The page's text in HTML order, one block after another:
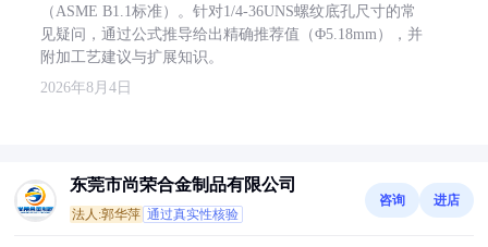
（ASME B1.1标准）。针对1/4-36UNS螺纹底孔尺寸的常
见疑问，通过公式推导给出精确推荐值（Φ5.18mm），并
附加工艺建议与扩展知识。
2026年8月4日
东莞市尚荣合金制品有限公司
法人:郭华萍 通过真实性核验
咨询 进店